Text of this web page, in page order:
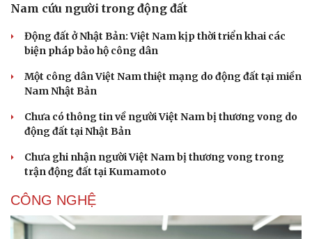
Nam cứu người trong động đất
Động đất ở Nhật Bản: Việt Nam kịp thời triển khai các
biện pháp bảo hộ công dân
Một công dân Việt Nam thiệt mạng do động đất tại miền
Nam Nhật Bản
Chưa có thông tin về người Việt Nam bị thương vong do
động đất tại Nhật Bản
Chưa ghi nhận người Việt Nam bị thương vong trong
trận động đất tại Kumamoto
CÔNG NGHỆ